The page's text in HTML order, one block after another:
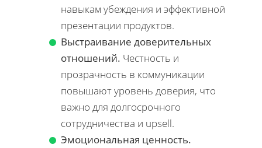
навыкам убеждения и эффективной
презентации продуктов.
Выстраивание доверительных
отношений. Честность и
прозрачность в коммуникации
повышают уровень доверия, что
важно для долгосрочного
сотрудничества и upsell.
Эмоциональная ценность.